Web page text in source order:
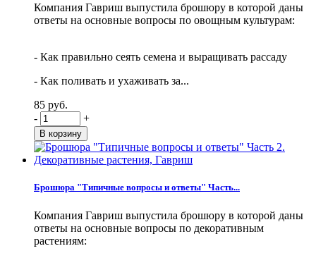
Компания Гавриш выпустила брошюру в которой даны
ответы на основные вопросы по овощным культурам:
- Как правильно сеять семена и выращивать рассаду
- Как поливать и ухаживать за...
85 руб.
-
+
Брошюра "Типичные вопросы и ответы" Часть...
Компания Гавриш выпустила брошюру в которой даны
ответы на основные вопросы по декоративным
растениям: